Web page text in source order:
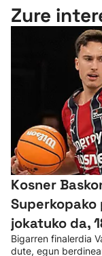
Zure
Kosner
jokatuko da,
Bigarren finalerdia
dute, egun